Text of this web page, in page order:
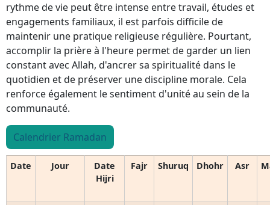
rythme de vie peut être intense entre travail, études et
engagements familiaux, il est parfois difficile de
maintenir une pratique religieuse régulière. Pourtant,
accomplir la prière à l'heure permet de garder un lien
constant avec Allah, d'ancrer sa spiritualité dans le
quotidien et de préserver une discipline morale. Cela
renforce également le sentiment d'unité au sein de la
communauté.
Calendrier Ramadan
Date Jour
Date
Hijri
Fajr Shuruq Dhohr Asr